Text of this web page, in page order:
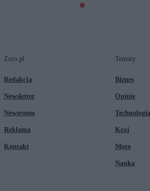
Zero.pl
Redakcja
Newsletter
Newsroom
Reklama
Kontakt
Tematy
Biznes
Opinie
Technologia
Kraj
Moto
Nauka